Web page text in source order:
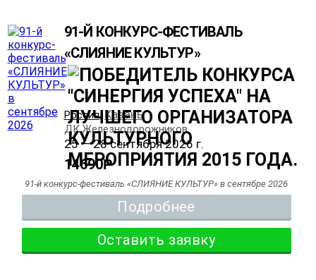
91-Й КОНКУРС-ФЕСТИВАЛЬ
«СЛИЯНИЕ КУЛЬТУР»
Россия, Казань,
ДК Железнодорожников
25 — 28 сентября 2026 г.
14690Р
91-й конкурс-фестиваль «СЛИЯНИЕ КУЛЬТУР» в сентябре 2026
Подробнее
Оставить заявку